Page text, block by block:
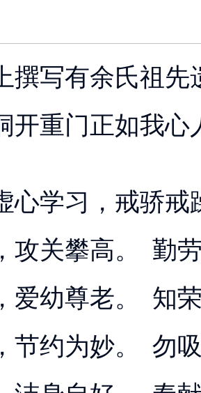
撰写有余氏祖先
开重门正如我
心学习，戒骄
攻关攀高。 勤
爱幼尊老。 知
节约为妙。 勿